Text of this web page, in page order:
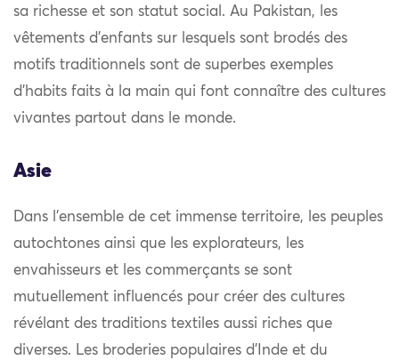
sa richesse et son statut social. Au Pakistan, les
vêtements d’enfants sur lesquels sont brodés des
motifs traditionnels sont de superbes exemples
d’habits faits à la main qui font connaître des cultures
vivantes partout dans le monde.
Asie
Dans l’ensemble de cet immense territoire, les peuples
autochtones ainsi que les explorateurs, les
envahisseurs et les commerçants se sont
mutuellement influencés pour créer des cultures
révélant des traditions textiles aussi riches que
diverses. Les broderies populaires d’Inde et du